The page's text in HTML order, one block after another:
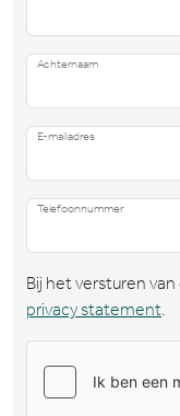
Achternaam
E-mailadres
Telefoonnummer
Bij het versturen
privacy statement.